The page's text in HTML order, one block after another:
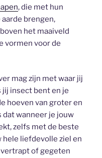
, die met hun
brengen,
het maaiveld
vormen voor de
mag zijn met waar jij
jij insect bent en je
hoeven van groter en
dat wanneer je jouw
zelfs met de beste
liefdevolle ziel en
vertrapt of gegeten